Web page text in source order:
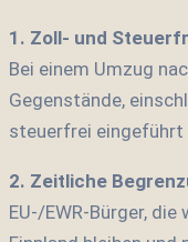
1. Zoll- und
Bei einem Umzug
Gegenstände,
steuerfrei eingeführt
2. Zeitliche
EU-/EWR-Bürger,